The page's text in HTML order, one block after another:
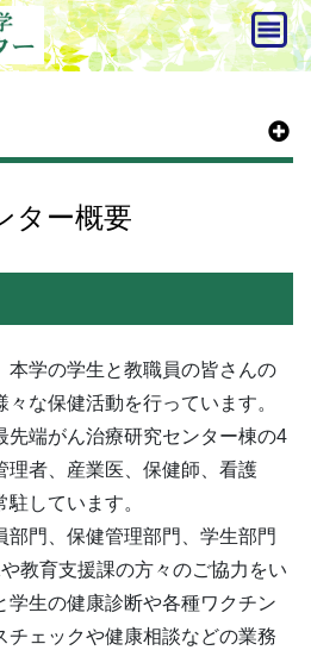
ター概要
学の学生と教職員の皆さんの
な保健活動を行っています。
先端がん治療研究センター棟の4
理者、産業医、保健師、看護
しています。
門、保健管理部門、学生部門
教育支援課の方々のご協力をい
学生の健康診断や各種ワクチン
チェックや健康相談などの業務